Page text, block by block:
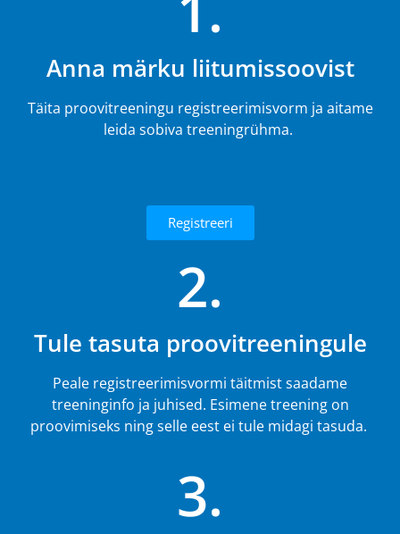
Anna märku liitumissoovist
Täita proovitreeningu registreerimisvorm ja aitame
leida sobiva treeningrühma.
Registreeri
2.
Tule tasuta proovitreeningule
Peale registreerimisvormi täitmist saadame
treeninginfo ja juhised. Esimene treening on
proovimiseks ning selle eest ei tule midagi tasuda.
3.